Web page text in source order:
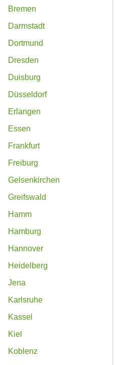
Bremen
Darmstadt
Dortmund
Dresden
Duisburg
Düsseldorf
Erlangen
Essen
Frankfurt
Freiburg
Gelsenkirchen
Greifswald
Hamm
Hamburg
Hannover
Heidelberg
Jena
Karlsruhe
Kassel
Kiel
Koblenz